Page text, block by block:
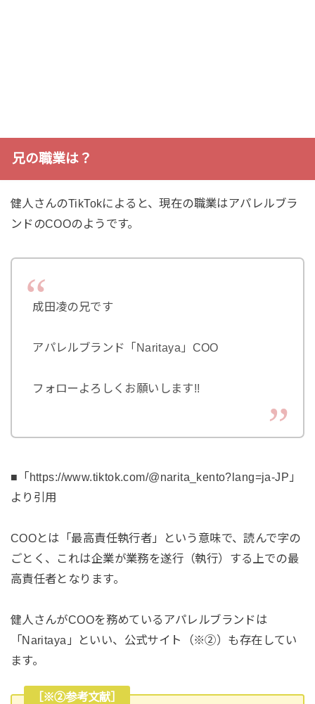
兄の職業は？
健人さんのTikTokによると、現在の職業はアパレルブラ
ンドのCOOのようです。
成田凌の兄です
アパレルブランド「Naritaya」COO
フォローよろしくお願いします!!
■「https://www.tiktok.com/@narita_kento?lang=ja-JP」
より引用
COOとは「最高責任執行者」という意味で、読んで字の
ごとく、これは企業が業務を遂行（執行）する上での最
高責任者となります。
健人さんがCOOを務めているアパレルブランドは
「Naritaya」といい、公式サイト（※②）も存在してい
ます。
［※②参考文献］